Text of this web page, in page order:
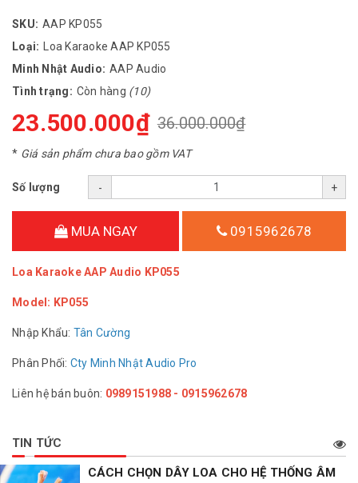
SKU: AAP KP055
Loại:
Loa Karaoke AAP KP055
Minh Nhật Audio: AAP Audio
Tình trạng: Còn hàng (10)
23.500.000₫ 36.000.000₫
* Giá sản phẩm chưa bao gồm VAT
Số lượng - +
MUA NGAY 0915962678
Loa Karaoke AAP Audio KP055
Model: KP055
Nhập Khẩu: Tân Cường
Phân Phối: Cty Minh Nhật Audio Pro
Liên hệ bán buôn: 0989151988 - 0915962678
TIN TỨC
CÁCH CHỌN DÂY LOA CHO HỆ THỐNG ÂM